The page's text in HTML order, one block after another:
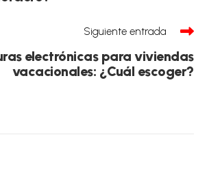
Siguiente entrada
electrónicas para viviendas
vacacionales: ¿Cuál escoger?